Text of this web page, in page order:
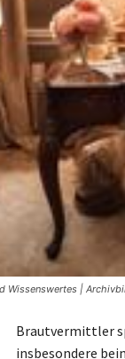
Wissenswertes |
Brautvermittler
insbesondere